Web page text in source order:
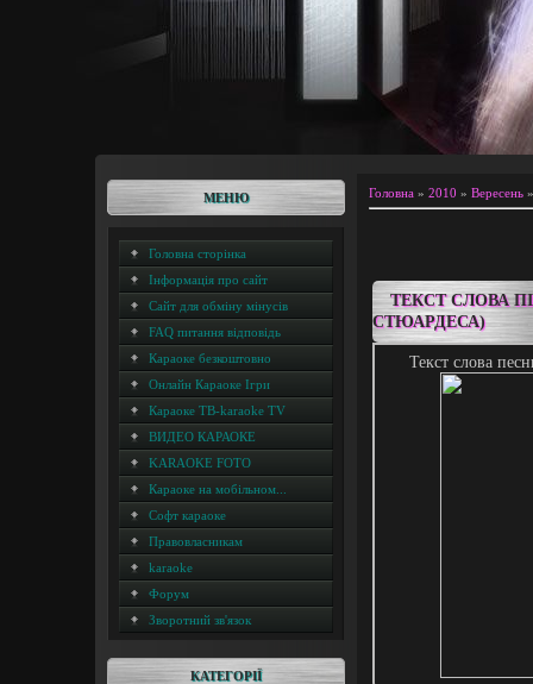
МЕНЮ
Головна сторінка
Інформація про сайт
Сайт для обміну мінусів
FAQ питання відповідь
Караоке безкоштовно
Онлайн Караоке Ігри
Караоке ТВ-karaoke TV
ВИДЕО КАРАОКЕ
KARAOKE FOTO
Караоке на мобільном...
Софт караоке
Правовласникам
karaoke
Форум
Зворотний зв'язок
КАТЕГОРІЇ
Головна » 2010 » Вересень »
ТЕКСТ СЛОВА
СТЮАРДЕСА)
Текст слова